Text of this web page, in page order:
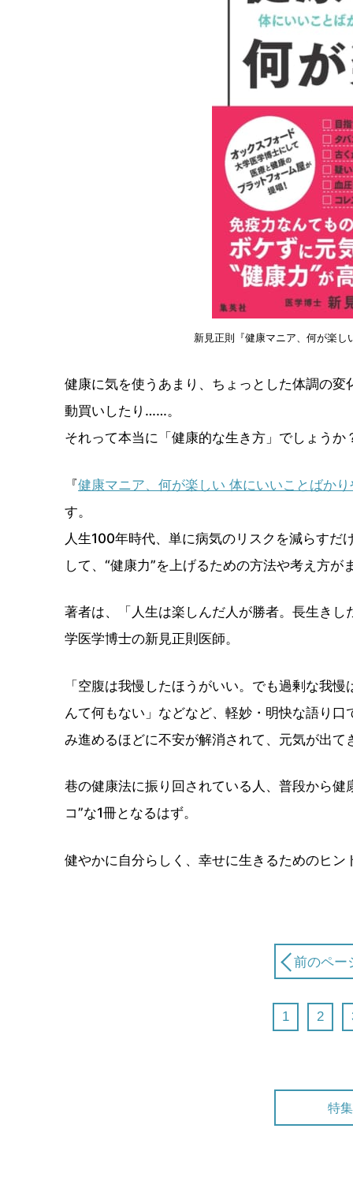
新見正則『健康マニア、何が楽
健康に気を使うあまり、ちょっとした体調の
動買いしたり……。
それって本当に「健康的な生き方」でしょう
『健康マニア、何が楽しい 体にいいことばか
す。
人生100年時代、単に病気のリスクを減らすだ
して、“健康力”を上げるための方法や考え方が
著者は、「人生は楽しんだ人が勝者。長生き
学医学博士の新見正則医師。
「空腹は我慢したほうがいい。でも過剰な我
んて何もない」などなど、軽妙・明快な語り
み進めるほどに不安が解消されて、元気が出て
巷の健康法に振り回されている人、普段から
コ”な1冊となるはず。
健やかに自分らしく、幸せに生きるためのヒン
前のペー
1 2
特